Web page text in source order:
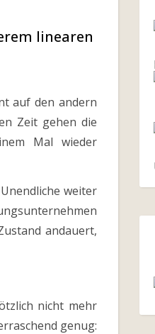
linearen
auf den andern
Zeit gehen die
Mal wieder
weiter
andauert,
nicht mehr
genug: